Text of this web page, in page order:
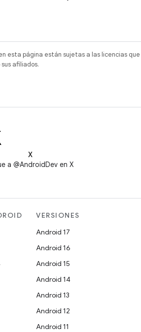
esta página están sujetas a las licencias
afiliados.
X
a @AndroidDev en X
VERSIONES
Android 17
Android 16
Android 15
Android 14
Android 13
Android 12
Android 11